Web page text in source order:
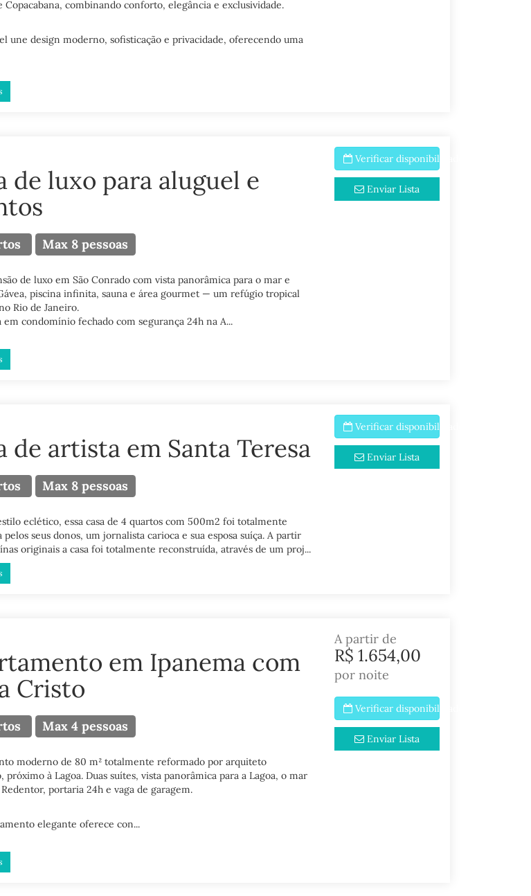
Copacabana, combinando conforto, elegância e exclusividade.
une design moderno, sofisticação e privacidade, oferecendo uma
de luxo para aluguel e
Max 8 pessoas
de luxo em São Conrado com vista panorâmica para o mar e
piscina infinita, sauna e área gourmet — um refúgio tropical
Rio de Janeiro.
em condomínio fechado com segurança 24h na A...
Verificar disponibilidade
Enviar Lista
de artista em Santa Teresa
Max 8 pessoas
eclético, essa casa de 4 quartos com 500m2 foi totalmente
seus donos, um jornalista carioca e sua esposa suíça. A partir
originais a casa foi totalmente reconstruída, através de um proj...
Verificar disponibilidade
Enviar Lista
em Ipanema com
Cristo
Max 4 pessoas
moderno de 80 m² totalmente reformado por arquiteto
próximo à Lagoa. Duas suítes, vista panorâmica para a Lagoa, o mar
portaria 24h e vaga de garagem.
elegante oferece con...
A partir de
R$ 1.654,00
por noite
Verificar disponibilidade
Enviar Lista